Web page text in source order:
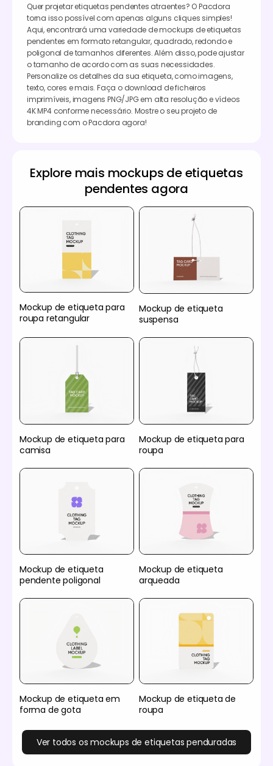
Quer projetar etiquetas pendentes atraentes? O Pacdora
torna isso possível com apenas alguns cliques simples!
Aqui, encontrará uma variedade de mockups de etiquetas
pendentes em formato retangular, quadrado, redondo e
poligonal de tamanhos diferentes. Além disso, pode ajustar
o tamanho de acordo com as suas necessidades.
Personalize os detalhes da sua etiqueta, como imagens,
texto, cores e mais. Faça o download de ficheiros
imprimíveis, imagens PNG/JPG em alta resolução e vídeos
4K MP4 conforme necessário. Mostre o seu projeto de
branding com o Pacdora agora!
Explore mais mockups de etiquetas
pendentes agora
Mockup de etiqueta para
roupa retangular
Mockup de etiqueta
suspensa
Mockup de etiqueta para
camisa
Mockup de etiqueta para
roupa
Mockup de etiqueta
pendente poligonal
Mockup de etiqueta
arqueada
Mockup de etiqueta em
forma de gota
Mockup de etiqueta de
roupa
Ver todos os mockups de etiquetas penduradas